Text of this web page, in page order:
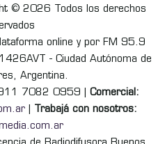
© 2026 Todos los derechos
online y por FM 95.9
- Ciudad Autónoma de
Argentina.
7082 0959 | Comercial:
Trabajá con nosotros: